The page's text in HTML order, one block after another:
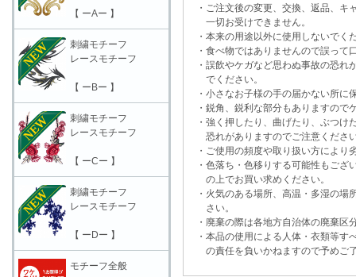
・ご注文後の変更、交換、返品、キ
一切お受けできません。
・本来の用途以外に使用しないでく
・食べ物ではありませんので誤って
・誤飲やケガなど思わぬ事故の恐れ
でください。
・小さなお子様の手の届かない所に
・鋭角、鋭利な部分もありますので
・強く押したり、曲げたり、ぶつけ
恐れがありますのでご注意くださ
・ご使用の頻度や取り扱い方により
・色落ち・色移りする可能性もござ
の上でお買い求めください。
・火気のある場所、高温・多湿の場
さい。
・廃棄の際は各地方自治体の廃棄区
・本品の使用による人体・衣類等す
の責任を負いかねますので予めご
【 ーAー 】
刺繍モチーフ
レースモチーフ
【 ーBー 】
刺繍モチーフ
レースモチーフ
【 ーCー 】
刺繍モチーフ
レースモチーフ
【 ーDー 】
モチーフ全般